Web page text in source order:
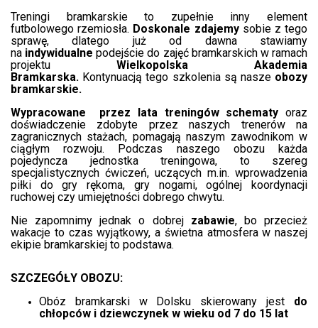
Treningi bramkarskie to zupełnie inny element
futbolowego rzemiosła. Doskonale zdajemysobie z tego
sprawę, dlatego już od dawna stawiamy
na indywidualne podejście do zajęć bramkarskich w ramach
projektu Wielkopolska Akademia
Bramkarska. Kontynuacją tego szkolenia są nasze obozy
bramkarskie.
Wypracowane przez lata treningów schematy oraz
doświadczenie zdobyte przez naszych trenerów na
zagranicznych stażach, pomagają naszym zawodnikom w
ciągłym rozwoju. Podczas naszego obozu każda
pojedyncza jednostka treningowa, to szereg
specjalistycznych ćwiczeń, uczących m.in. wprowadzenia
piłki do gry rękoma, gry nogami, ogólnej koordynacji
ruchowej czy umiejętności dobrego chwytu.
Nie zapomnimy jednak o dobrej zabawie, bo przecież
wakacje to czas wyjątkowy, a świetna atmosfera w naszej
ekipie bramkarskiej to podstawa.
SZCZEGÓŁY OBOZU:
Obóz bramkarski w Dolsku skierowany jest do
chłopców i dziewczynek w wieku od 7 do 15 lat